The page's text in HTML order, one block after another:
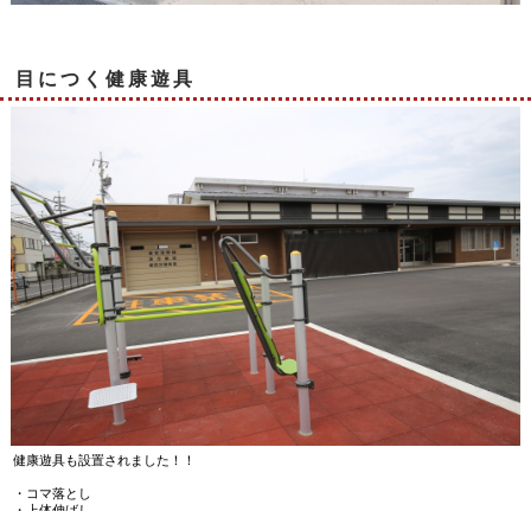
目につく健康遊具
健康遊具も設置されました！！
・コマ落とし